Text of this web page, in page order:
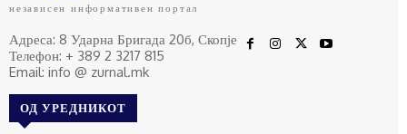
независен информативен портал
Адреса: 8 Ударна Бригада 20б, Скопје
Телефон: + 389 2 3217 815
Email: info @ zurnal.mk
ОД УРЕДНИКОТ